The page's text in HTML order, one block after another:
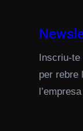
Inscriu-
per rebre